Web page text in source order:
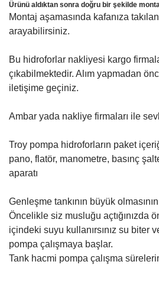
Ürünü aldıktan sonra doğru bir şekilde
Montaj aşamasında kafanıza
arayabilirsiniz.
Bu hidroforlar nakliyesi kargo
çıkabilmektedir. Alım yapmadan
iletişime geçiniz.
Ambar yada nakliye firmaları ile
Troy pompa hidroforların paket
pano, flatör, manometre, basınç
aparatı
Genleşme tankının büyük
Öncelikle siz musluğu açtığınızda
içindeki suyu kullanırsınız su biter
pompa çalışmaya başlar.
Tank hacmi pompa çalışma